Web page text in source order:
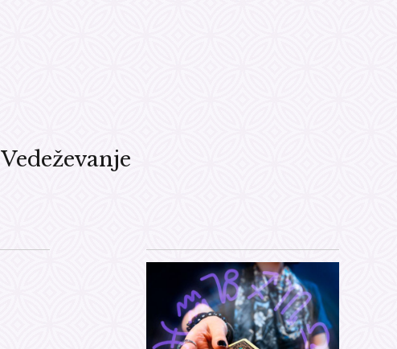
Vedeževanje